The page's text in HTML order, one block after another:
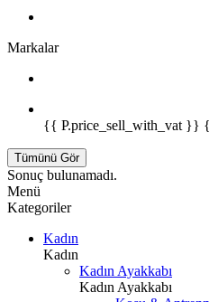
Markalar
{{ P.price_sell_with_vat }}
Tümünü Gör
Sonuç bulunamadı.
Menü
Kategoriler
Kadın
Kadın
Kadın Ayakkabı
Kadın Ayakkabı